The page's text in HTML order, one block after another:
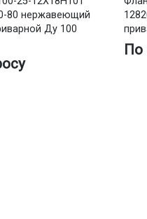
80 нержавеющий
Ду 100
По